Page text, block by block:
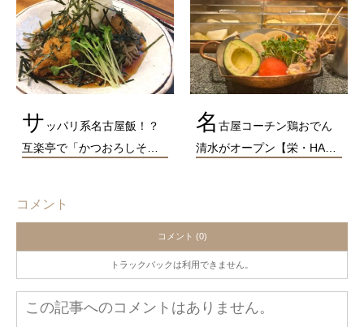
サ ッパリ系名古屋飯！？
互楽亭で「かつおろしそ…
名 古屋コーチン鶏おでん
清水がオープン【栄・HA…
コメント
コメント (0)
トラックバックは利用できません。
この記事へのコメントはありません。